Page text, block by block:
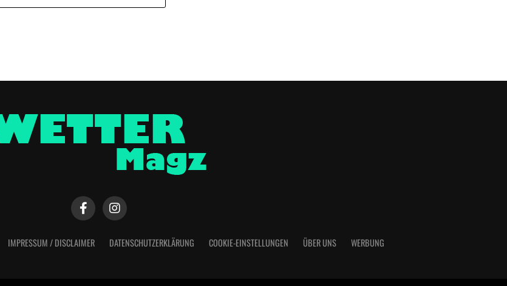
IMPRESSUM / DISCLAIMER DATENSCHUTZERKLÄRUNG COOKIE-EINSTELLUNGEN ÜBER UNS WERBUNG